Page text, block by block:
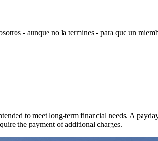
- aunque no la termines - para que un
to meet long-term financial needs. A
the payment of additional charges.